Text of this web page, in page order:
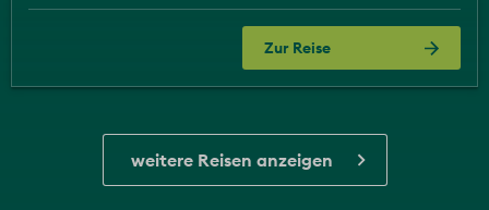
Zur Reise
weitere Reisen anzeigen